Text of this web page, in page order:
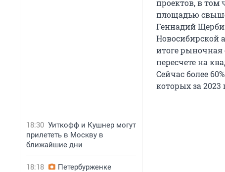
18:30 Уиткофф и Кушнер могут
прилететь в Москву в
ближайшие дни
18:18
Петербурженке
проектов, в том
площадью свыше
Геннадий
Новосибирской
итоге рыночная
пересчете на
Сейчас более
которых за 2023